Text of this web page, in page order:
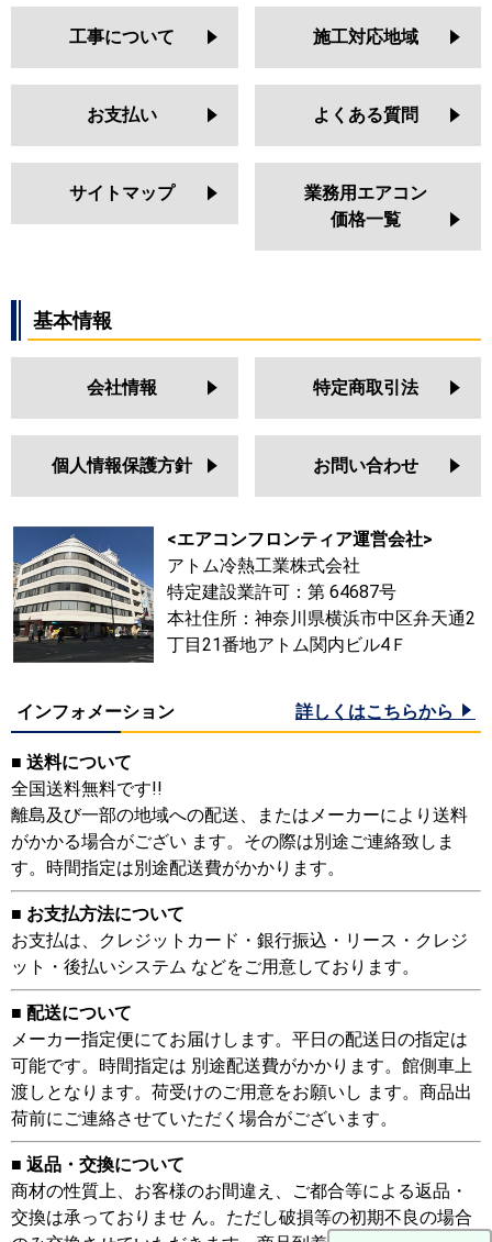
工事について 施工対応地域
お支払い よくある質問
サイトマップ
業務用エアコン
価格一覧
基本情報
会社情報 特定商取引法
個人情報保護方針 お問い合わせ
<エアコンフロンティア運営会社>
アトム冷熱工業株式会社
特定建設業許可：第 64687号
本社住所：神奈川県横浜市中区弁天通2
丁目21番地アトム関内ビル4Ｆ
インフォメーション 詳しくはこちらから
■ 送料について
全国送料無料です!!
離島及び一部の地域への配送、またはメーカーにより送料
がかかる場合がござい ます。その際は別途ご連絡致しま
す。時間指定は別途配送費がかかります。
■ お支払方法について
お支払は、クレジットカード・銀行振込・リース・クレジ
ット・後払いシステム などをご用意しております。
■ 配送について
メーカー指定便にてお届けします。平日の配送日の指定は
可能です。時間指定は 別途配送費がかかります。館側車上
渡しとなります。荷受けのご用意をお願いし ます。商品出
荷前にご連絡させていただく場合がございます。
■ 返品・交換について
商材の性質上、お客様のお間違え、ご都合等による返品・
交換は承っておりませ ん。ただし破損等の初期不良の場合